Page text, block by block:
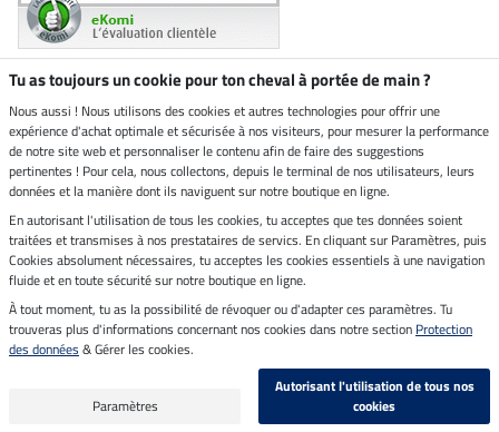
Boutique climatiquement
neutre
Livraison par
Paiement sécurisé
Mentions légales
Dernière actualisation le 08.08.2026 à 14:33
Tous les prix s'entendent TVA incluse et
frais de port en sus
Tu as toujours un cookie pour ton cheval à portée de main ?
Nous aussi ! Nous utilisons des cookies et autres technologies pour offrir une
expérience d'achat optimale et sécurisée à nos visiteurs, pour mesurer la performance
de notre site web et personnaliser le contenu afin de faire des suggestions
pertinentes ! Pour cela, nous collectons, depuis le terminal de nos utilisateurs, leurs
données et la manière dont ils naviguent sur notre boutique en ligne.
En autorisant l'utilisation de tous les cookies, tu acceptes que tes données soient
traitées et transmises à nos prestataires de servics. En cliquant sur Paramètres, puis
Cookies absolument nécessaires, tu acceptes les cookies essentiels à une navigation
fluide et en toute sécurité sur notre boutique en ligne.
À tout moment, tu as la possibilité de révoquer ou d'adapter ces paramètres. Tu
trouveras plus d'informations concernant nos cookies dans notre section Protection
des données & Gérer les cookies.
Paramètres
Autorisant l'utilisation de tous nos
cookies